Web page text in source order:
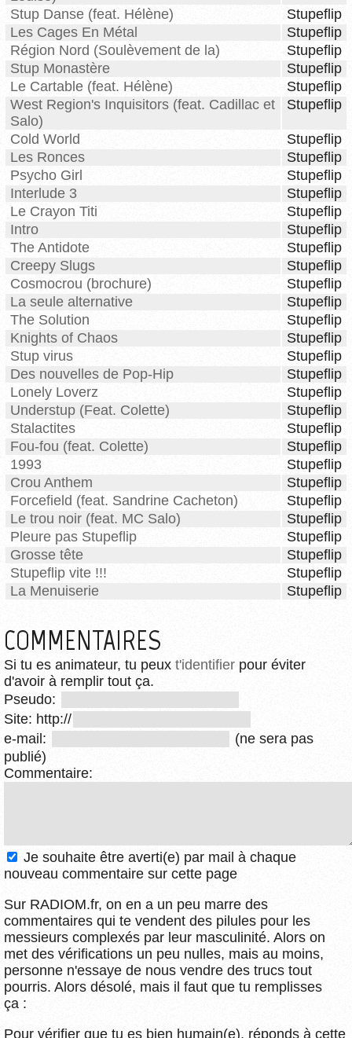
Stup Danse (feat. Hélène)
Stupeflip
Les Cages En Métal
Stupeflip
Région Nord (Soulèvement de la)
Stupeflip
Stup Monastère
Stupeflip
Le Cartable (feat. Hélène)
Stupeflip
West Region's Inquisitors (feat. Cadillac et
Salo)
Stupeflip
Cold World
Stupeflip
Les Ronces
Stupeflip
Psycho Girl
Stupeflip
Interlude 3
Stupeflip
Le Crayon Titi
Stupeflip
Intro
Stupeflip
The Antidote
Stupeflip
Creepy Slugs
Stupeflip
Cosmocrou (brochure)
Stupeflip
La seule alternative
Stupeflip
The Solution
Stupeflip
Knights of Chaos
Stupeflip
Stup virus
Stupeflip
Des nouvelles de Pop-Hip
Stupeflip
Lonely Loverz
Stupeflip
Understup (Feat. Colette)
Stupeflip
Stalactites
Stupeflip
Fou-fou (feat. Colette)
Stupeflip
1993
Stupeflip
Crou Anthem
Stupeflip
Forcefield (feat. Sandrine Cacheton)
Stupeflip
Le trou noir (feat. MC Salo)
Stupeflip
Pleure pas Stupeflip
Stupeflip
Grosse tête
Stupeflip
Stupeflip vite !!!
Stupeflip
La Menuiserie
Stupeflip
COMMENTAIRES
Si tu es animateur, tu peux t'identifier pour éviter
d'avoir à remplir tout ça.
Pseudo:
Site: http://
e-mail:
(ne sera pas
publié)
Commentaire:
Je souhaite être averti(e) par mail à chaque
nouveau commentaire sur cette page
Sur RADIOM.fr, on en a un peu marre des
commentaires qui te vendent des pilules pour les
messieurs complexés par leur masculinité. Alors on
met des vérifications un peu nulles, mais au moins,
personne n'essaye de nous vendre des trucs tout
pourris. Alors désolé, mais il faut que tu remplisses
ça :
Pour vérifier que tu es bien humain(e), réponds à cette